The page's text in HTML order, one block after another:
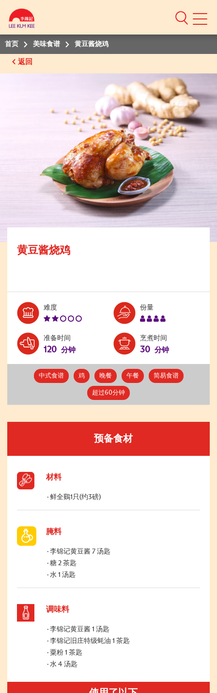
Mobile
首页 美味食谱 黄豆酱烧鸡
返回
黄豆酱烧鸡
难度Level:
份量Serves:
准备时间
120 分钟
烹煮时间
30 分钟
中式食谱 鸡 晚餐 午餐 简易食谱
超过60分钟
预备食材
材料
鲜全鷄1只(约3磅)
腌料
李锦记黄豆酱 7 汤匙
糖 2 茶匙
水 1 汤匙
调味料
李锦记黄豆酱 1 汤匙
李锦记旧庄特级蚝油 1 茶匙
粟粉 1 茶匙
水 4 汤匙